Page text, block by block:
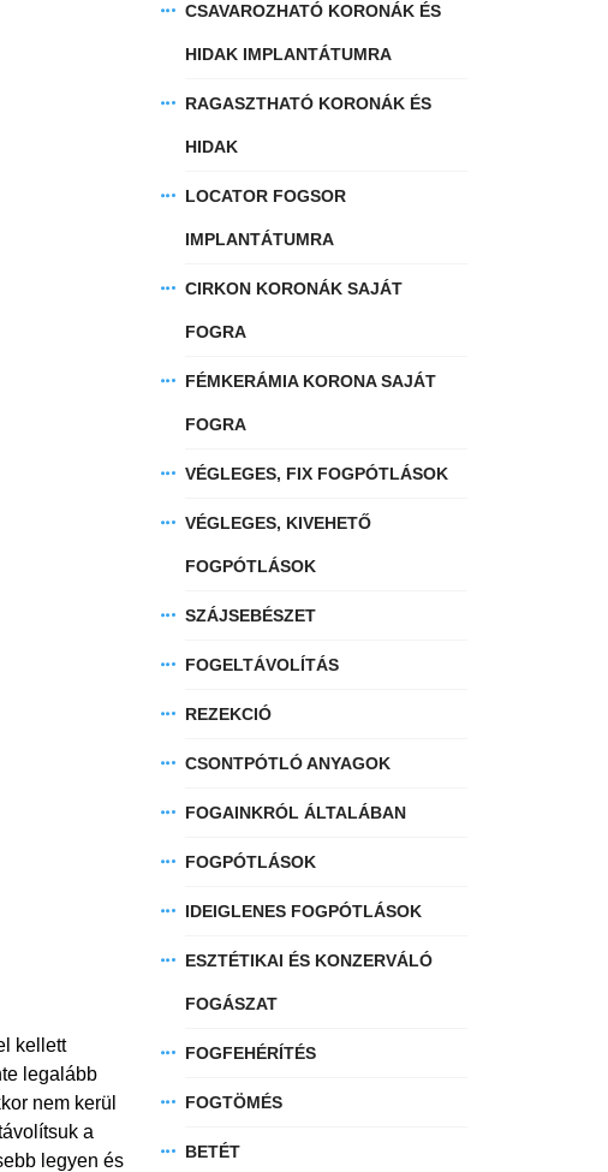
kellett
legalább
nem kerül
a
legyen és
CSAVAROZHATÓ KORONÁK ÉS
HIDAK IMPLANTÁTUMRA
RAGASZTHATÓ KORONÁK ÉS
HIDAK
LOCATOR FOGSOR
IMPLANTÁTUMRA
CIRKON KORONÁK SAJÁT
FOGRA
FÉMKERÁMIA KORONA SAJÁT
FOGRA
VÉGLEGES, FIX FOGPÓTLÁSOK
VÉGLEGES, KIVEHETŐ
FOGPÓTLÁSOK
SZÁJSEBÉSZET
FOGELTÁVOLÍTÁS
REZEKCIÓ
CSONTPÓTLÓ ANYAGOK
FOGAINKRÓL ÁLTALÁBAN
FOGPÓTLÁSOK
IDEIGLENES FOGPÓTLÁSOK
ESZTÉTIKAI ÉS KONZERVÁLÓ
FOGÁSZAT
FOGFEHÉRÍTÉS
FOGTÖMÉS
BETÉT